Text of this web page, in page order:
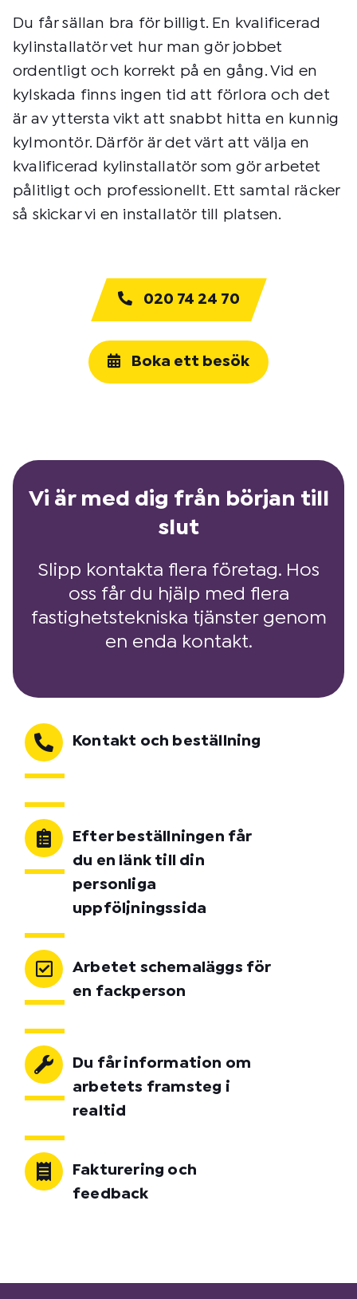
Du får sällan bra för billigt. En kvalificerad
kylinstallatör vet hur man gör jobbet
ordentligt och korrekt på en gång. Vid en
kylskada finns ingen tid att förlora och det
är av yttersta vikt att snabbt hitta en kunnig
kylmontör. Därför är det värt att välja en
kvalificerad kylinstallatör som gör arbetet
pålitligt och professionellt. Ett samtal räcker
så skickar vi en installatör till platsen.
020 74 24 70
Boka ett besök
Vi är med dig från början till
slut
Slipp kontakta flera företag. Hos
oss får du hjälp med flera
fastighetstekniska tjänster genom
en enda kontakt.
Kontakt och beställning
Efter beställningen får
du en länk till din
personliga
uppföljningssida
Arbetet schemaläggs för
en fackperson
Du får information om
arbetets framsteg i
realtid
Fakturering och
feedback